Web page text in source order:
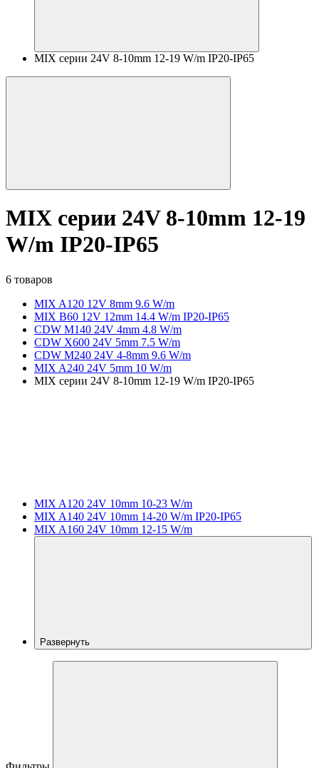
MIX серии 24V 8-10mm 12-19 W/m IP20-IP65
MIX серии 24V 8-10mm 12-19
W/m IP20-IP65
6 товаров
MIX A120 12V 8mm 9.6 W/m
MIX B60 12V 12mm 14.4 W/m IP20-IP65
CDW M140 24V 4mm 4.8 W/m
CDW X600 24V 5mm 7.5 W/m
CDW M240 24V 4-8mm 9.6 W/m
MIX A240 24V 5mm 10 W/m
MIX серии 24V 8-10mm 12-19 W/m IP20-IP65
MIX A120 24V 10mm 10-23 W/m
MIX A140 24V 10mm 14-20 W/m IP20-IP65
MIX A160 24V 10mm 12-15 W/m
Развернуть